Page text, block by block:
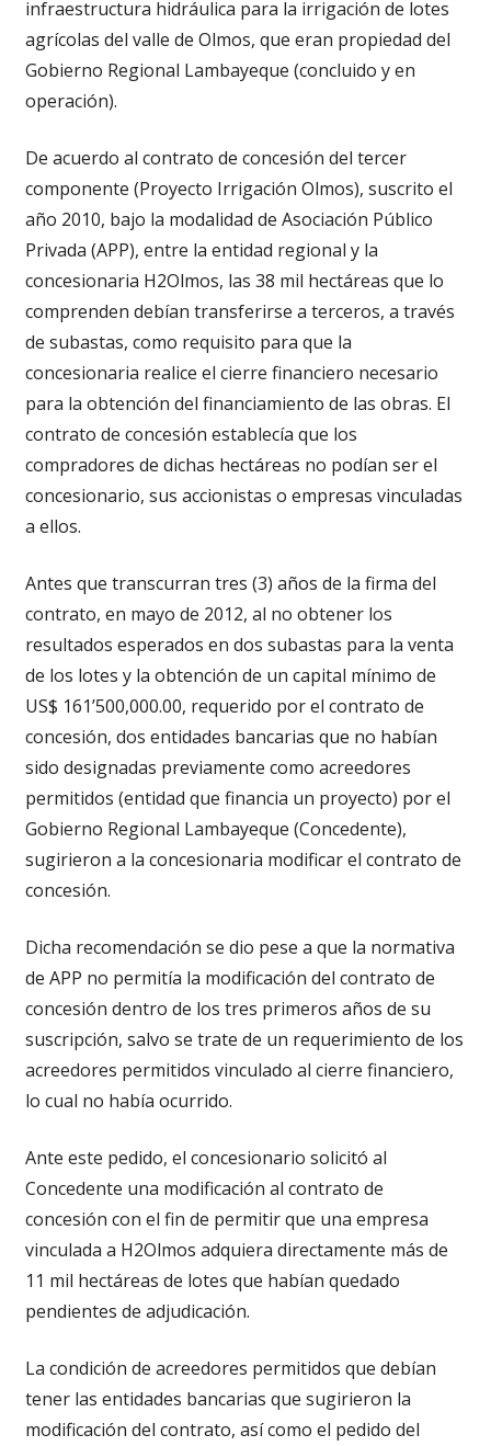
infraestructura hidráulica para la irrigación de lotes
agrícolas del valle de Olmos, que eran propiedad del
Gobierno Regional Lambayeque (concluido y en
operación).
De acuerdo al contrato de concesión del tercer
componente (Proyecto Irrigación Olmos), suscrito el
año 2010, bajo la modalidad de Asociación Público
Privada (APP), entre la entidad regional y la
concesionaria H2Olmos, las 38 mil hectáreas que lo
comprenden debían transferirse a terceros, a través
de subastas, como requisito para que la
concesionaria realice el cierre financiero necesario
para la obtención del financiamiento de las obras. El
contrato de concesión establecía que los
compradores de dichas hectáreas no podían ser el
concesionario, sus accionistas o empresas vinculadas
a ellos.
Antes que transcurran tres (3) años de la firma del
contrato, en mayo de 2012, al no obtener los
resultados esperados en dos subastas para la venta
de los lotes y la obtención de un capital mínimo de
US$ 161’500,000.00, requerido por el contrato de
concesión, dos entidades bancarias que no habían
sido designadas previamente como acreedores
permitidos (entidad que financia un proyecto) por el
Gobierno Regional Lambayeque (Concedente),
sugirieron a la concesionaria modificar el contrato de
concesión.
Dicha recomendación se dio pese a que la normativa
de APP no permitía la modificación del contrato de
concesión dentro de los tres primeros años de su
suscripción, salvo se trate de un requerimiento de los
acreedores permitidos vinculado al cierre financiero,
lo cual no había ocurrido.
Ante este pedido, el concesionario solicitó al
Concedente una modificación al contrato de
concesión con el fin de permitir que una empresa
vinculada a H2Olmos adquiera directamente más de
11 mil hectáreas de lotes que habían quedado
pendientes de adjudicación.
La condición de acreedores permitidos que debían
tener las entidades bancarias que sugirieron la
modificación del contrato, así como el pedido del